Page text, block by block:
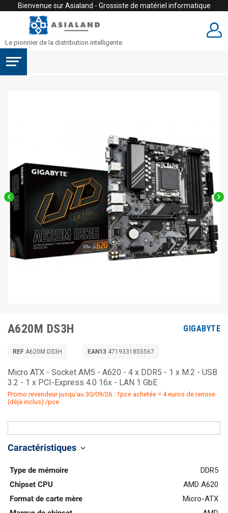
Bienvenue sur Asialand - Grossiste de matériel informatique
Le pionnier de la distribution intelligente
 
A620M DS3H GIGABYTE
REF A620M DS3H EAN13 4719331855567
Micro ATX - Socket AM5 - A620 - 4 x DDR5 - 1 x M.2 - USB
3.2 - 1 x PCI-Express 4.0 16x - LAN 1 GbE
Promo revendeur jusqu'au 30/09/26 : 1pce achetée = 4 euros de remise
(déjà inclus) /pce
Caractéristiques keyboard_arrow_down
Type de mémoire
DDR5
Chipset CPU
AMD A620
Format de carte mère
Micro-ATX